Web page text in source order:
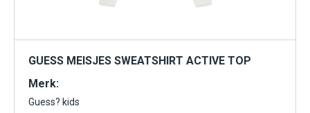
GUESS MEISJES SWEATSHIRT ACTIVE TOP
Merk:
Guess? kids